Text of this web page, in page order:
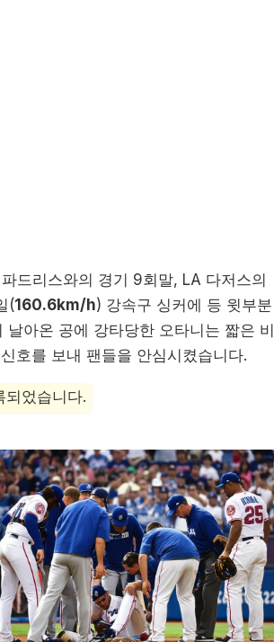
드리스와의 경기 9회말, LA 다저스의
(160.6km/h) 강속구 싱커에 등 윗부분
아온 공에 강타당한 오타니는 짧은 비
호를 보내 팬들을 안심시켰습니다.
되었습니다.